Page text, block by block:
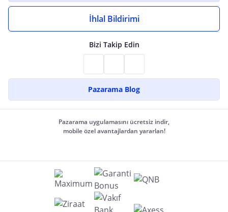
İhlal Bildirimi
Bizi Takip Edin
Pazarama Blog
Pazarama uygulamasını ücretsiz indir,
mobile özel avantajlardan yararlan!